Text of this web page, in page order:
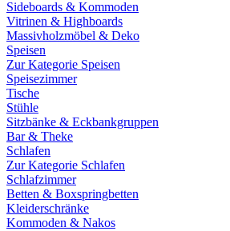
Sideboards & Kommoden
Vitrinen & Highboards
Massivholzmöbel & Deko
Speisen
Zur Kategorie Speisen
Speisezimmer
Tische
Stühle
Sitzbänke & Eckbankgruppen
Bar & Theke
Schlafen
Zur Kategorie Schlafen
Schlafzimmer
Betten & Boxspringbetten
Kleiderschränke
Kommoden & Nakos